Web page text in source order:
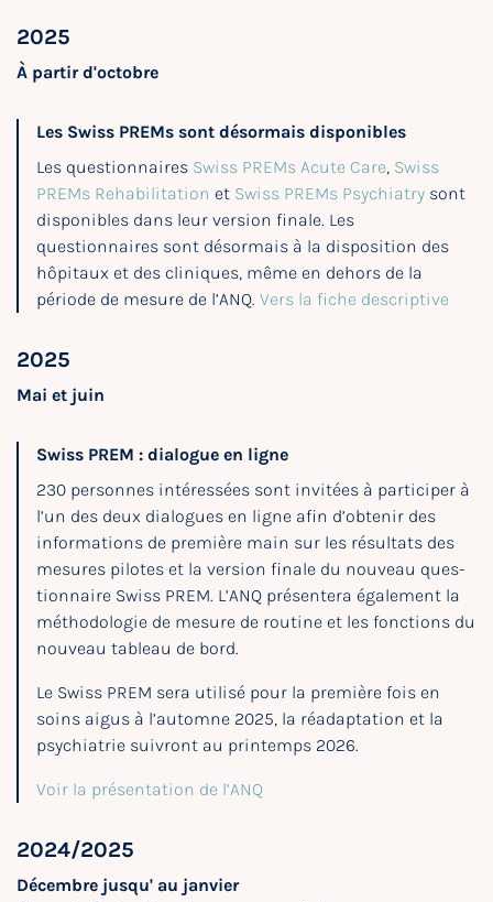
2025
À partir d'octobre
Les Swiss PREMs sont désormais disponibles
Les questionnaires Swiss PREMs Acute Care, Swiss
PREMs Rehabilitation et Swiss PREMs Psychiatry sont
disponibles dans leur version finale. Les
questionnaires sont désormais à la disposition des
hôpitaux et des cliniques, même en dehors de la
période de mesure de l’ANQ. Vers la fiche descriptive
2025
Mai et juin
Swiss PREM : dialogue en ligne
230 personnes intéressées sont invitées à participer à
l’un des deux dialogues en ligne afin d’obtenir des
informations de première main sur les résultats des
mesures pilotes et la version finale du nouveau ques-
tionnaire Swiss PREM. L’ANQ présentera également la
méthodologie de mesure de routine et les fonctions du
nouveau tableau de bord.
Le Swiss PREM sera utilisé pour la première fois en
soins aigus à l’automne 2025, la réadaptation et la
psychiatrie suivront au printemps 2026.
Voir la présentation de l’ANQ
2024/2025
Décembre jusqu' au janvier